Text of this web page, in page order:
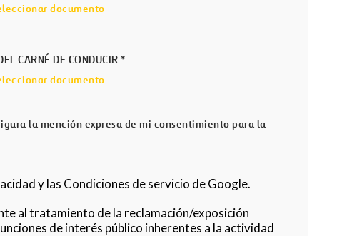
documento
CARNÉ DE CONDUCIR *
documento
la mención expresa de mi consentimiento para la
y las Condiciones de servicio de Google.
al tratamiento de la reclamación/exposición
de interés público inherentes a la actividad